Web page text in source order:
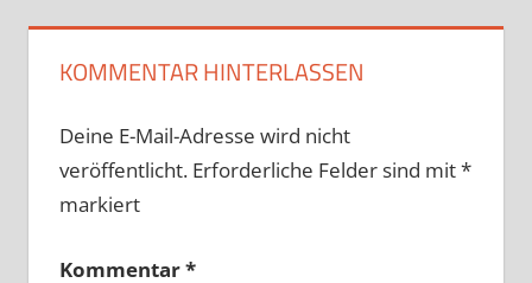
KOMMENTAR HINTERLASSEN
Deine E-Mail-Adresse wird nicht
veröffentlicht. Erforderliche Felder sind mit*
markiert
Kommentar*